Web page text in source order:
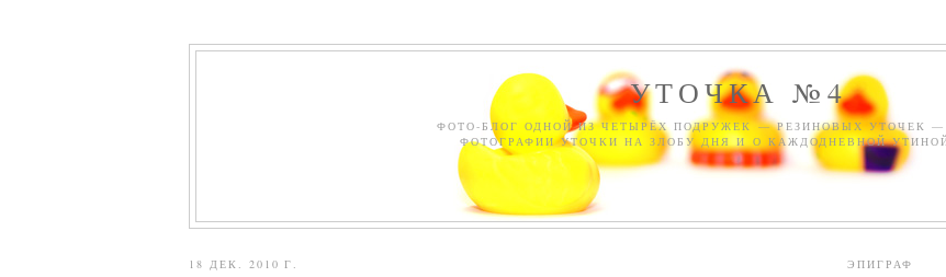
УТОЧКА №4
ФОТО-БЛОГ ОДНОЙ ИЗ ЧЕТЫРЁХ ПОДРУЖЕК — РЕЗИНОВЫХ УТОЧЕК —
ФОТОГРАФИИ УТОЧКИ НА ЗЛОБУ ДНЯ И О КАЖДОДНЕВНОЙ
18 ДЕК. 2010 Г. ЭПИГРАФ